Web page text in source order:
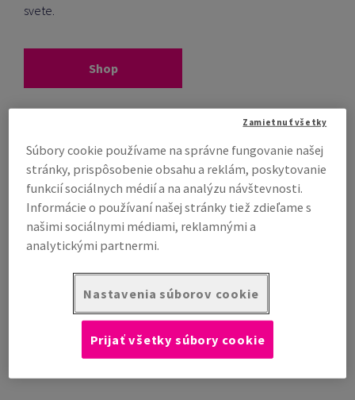
svete.
Shop
Clear
Číre akrylátové dosky liate i extrudované, UV odolné,
priepustnosť svetla 92%, lesklý povrch, obojstranne
kryté ochrannou fóliou.
Súbory cookie používame na správne fungovanie našej
stránky, prispôsobenie obsahu a reklám, poskytovanie
funkcií sociálnych médií a na analýzu návštevnosti.
Informácie o používaní našej stránky tiež zdieľame s
našimi sociálnymi médiami, reklamnými a
analytickými partnermi.
Nastavenia súborov cookie
Zamietnuť všetky
Prijať všetky súbory cookie